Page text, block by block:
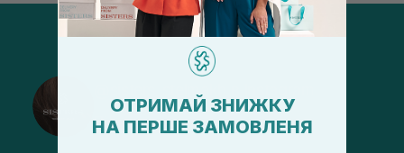
Підписатися
ОТРИМАЙ ЗНИЖКУ
НА ПЕРШЕ ЗАМОВЛЕНЯ